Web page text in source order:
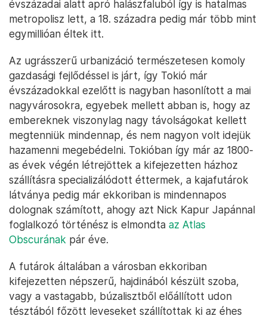
évszázadai alatt apró halászfaluból így is hatalmas
metropolisz lett, a 18. századra pedig már több mint
egymillióan éltek itt.
Az ugrásszerű urbanizáció természetesen komoly
gazdasági fejlődéssel is járt, így Tokió már
évszázadokkal ezelőtt is nagyban hasonlított a mai
nagyvárosokra, egyebek mellett abban is, hogy az
embereknek viszonylag nagy távolságokat kellett
megtenniük mindennap, és nem nagyon volt idejük
hazamenni megebédelni. Tokióban így már az 1800-
as évek végén létrejöttek a kifejezetten házhoz
szállításra specializálódott éttermek, a kajafutárok
látványa pedig már ekkoriban is mindennapos
dolognak számított, ahogy azt Nick Kapur Japánnal
foglalkozó történész is elmondta az Atlas
Obscurának pár éve.
A futárok általában a városban ekkoriban
kifejezetten népszerű, hajdinából készült szoba,
vagy a vastagabb, búzalisztből előállított udon
tésztából főzött leveseket szállítottak ki az éhes